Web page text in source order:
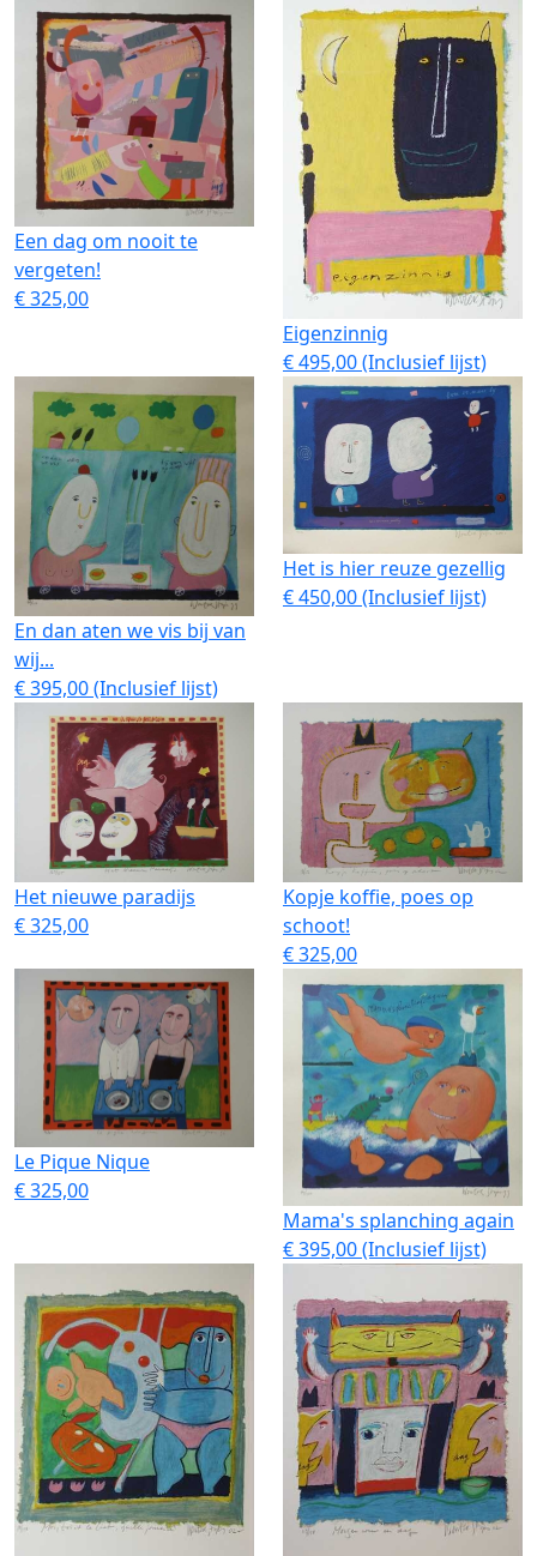
Een dag om nooit te
vergeten!
€ 325,00
Eigenzinnig
€ 495,00 (Inclusief lijst)
En dan aten we vis bij van
wij...
€ 395,00 (Inclusief lijst)
Het is hier reuze gezellig
€ 450,00 (Inclusief lijst)
Het nieuwe paradijs
€ 325,00
Kopje koffie, poes op
schoot!
€ 325,00
Le Pique Nique
€ 325,00
Mama's splanching again
€ 395,00 (Inclusief lijst)